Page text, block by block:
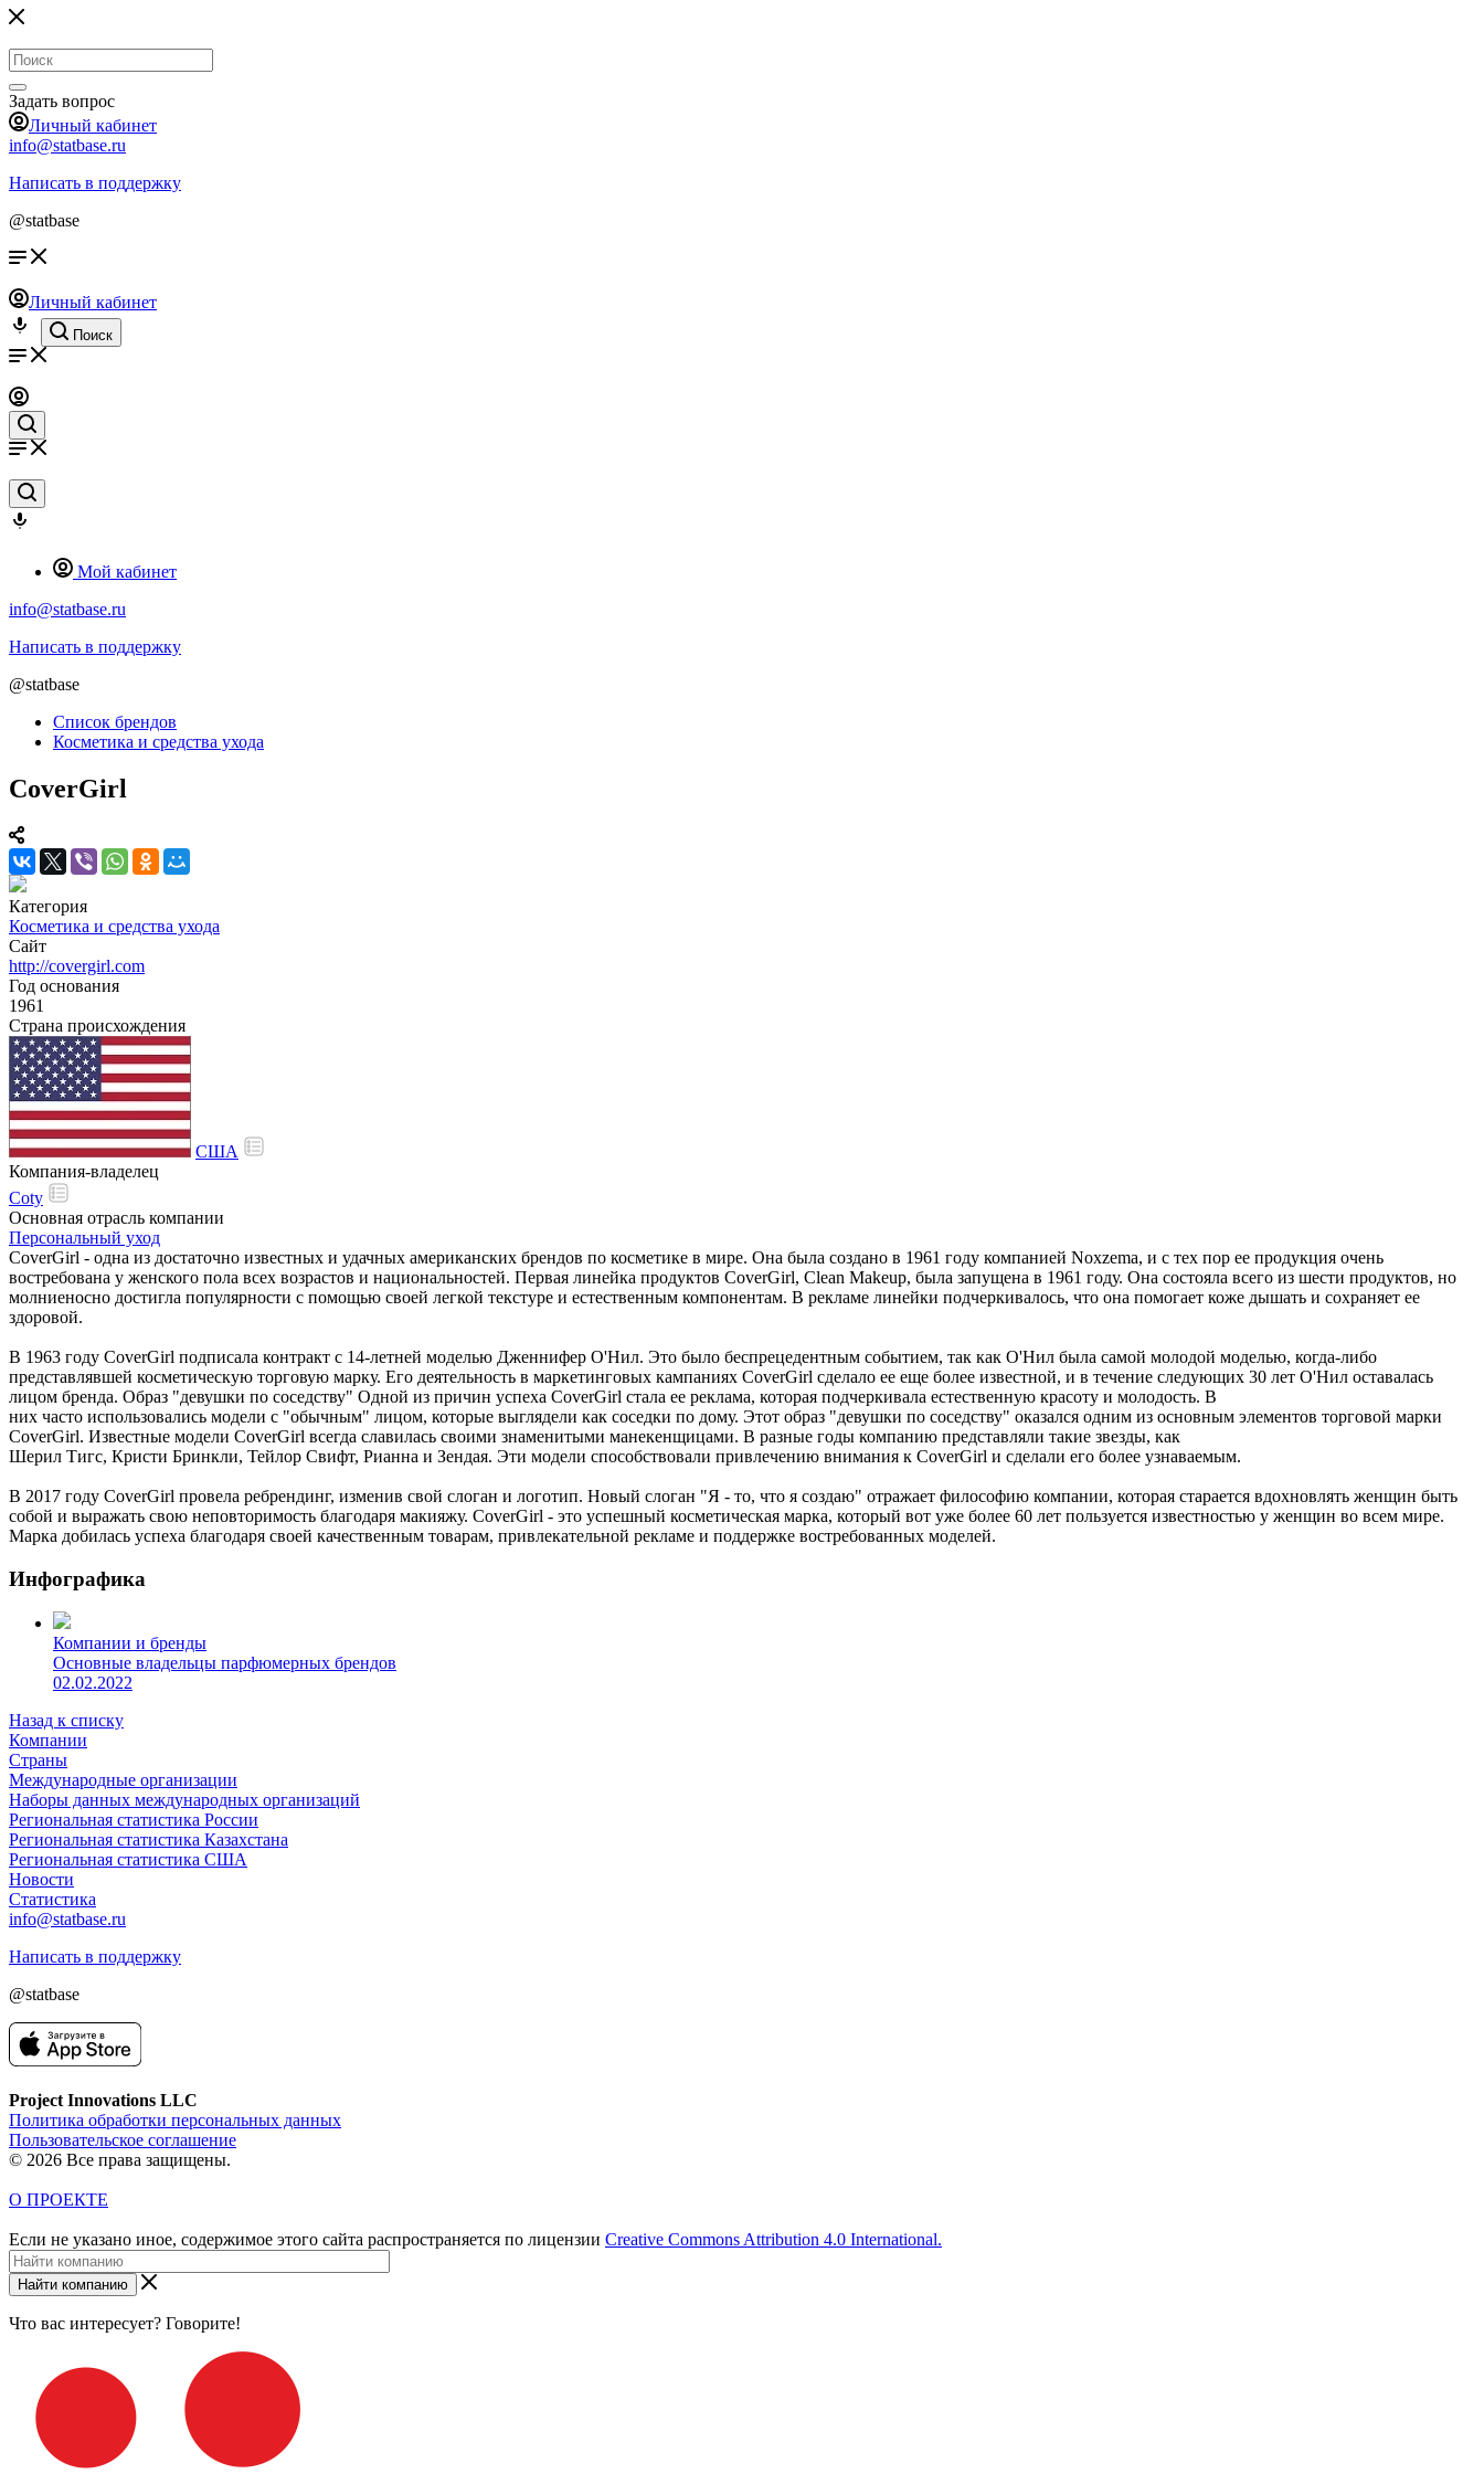
Задать вопрос
Личный кабинет
info@statbase.ru
Написать в поддержку
@statbase
Личный кабинет
Поиск
Мой кабинет
info@statbase.ru
Написать в поддержку
@statbase
Список брендов
Косметика и средства ухода
CoverGirl
Категория
Косметика и средства ухода
Сайт
http://covergirl.com
Год основания
1961
Страна происхождения
США
Компания-владелец
Coty
Основная отрасль компании
Персональный уход
CoverGirl - одна из достаточно известных и удачных американских брендов по косметике в мире. Она была создано в 1961 году компанией Noxzema, и с тех пор ее продукция очень
востребована у женского пола всех возрастов и национальностей. Первая линейка продуктов CoverGirl, Clean Makeup, была запущена в 1961 году. Она состояла всего из шести продуктов, но
молниеносно достигла популярности с помощью своей легкой текстуре и естественным компонентам. В рекламе линейки подчеркивалось, что она помогает коже дышать и сохраняет ее
здоровой.
В 1963 году CoverGirl подписала контракт с 14-летней моделью Дженнифер О'Нил. Это было беспрецедентным событием, так как О'Нил была самой молодой моделью, когда-либо
представлявшей косметическую торговую марку. Его деятельность в маркетинговых кампаниях CoverGirl сделало ее еще более известной, и в течение следующих 30 лет О'Нил оставалась
лицом бренда. Образ "девушки по соседству" Одной из причин успеха CoverGirl стала ее реклама, которая подчеркивала естественную красоту и молодость. В
них часто использовались модели с "обычным" лицом, которые выглядели как соседки по дому. Этот образ "девушки по соседству" оказался одним из основным элементов торговой марки
CoverGirl. Известные модели CoverGirl всегда славилась своими знаменитыми манекенщицами. В разные годы компанию представляли такие звезды, как
Шерил Тигс, Кристи Бринкли, Тейлор Свифт, Рианна и Зендая. Эти модели способствовали привлечению внимания к CoverGirl и сделали его более узнаваемым.
В 2017 году CoverGirl провела ребрендинг, изменив свой слоган и логотип. Новый слоган "Я - то, что я создаю" отражает философию компании, которая старается вдохновлять женщин быть
собой и выражать свою неповторимость благодаря макияжу. CoverGirl - это успешный косметическая марка, который вот уже более 60 лет пользуется известностью у женщин во всем мире.
Марка добилась успеха благодаря своей качественным товарам, привлекательной рекламе и поддержке востребованных моделей.
Инфографика
Компании и бренды
Основные владельцы парфюмерных брендов
02.02.2022
Назад к списку
Компании
Страны
Международные организации
Наборы данных международных организаций
Региональная статистика России
Региональная статистика Казахстана
Региональная статистика США
Новости
Статистика
info@statbase.ru
Написать в поддержку
@statbase
Project Innovations LLC
Политика обработки персональных данных
Пользовательское соглашение
© 2026 Все права защищены.
О ПРОЕКТЕ
Если не указано иное, содержимое этого сайта распространяется по лицензии Creative Commons Attribution 4.0 International.
Найти компанию
Что вас интересует? Говорите!